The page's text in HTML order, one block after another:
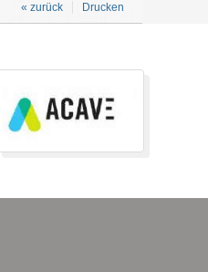
Drucken
« zurück